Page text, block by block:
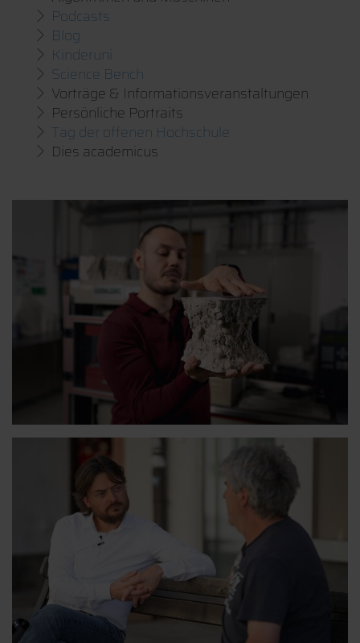
Podcasts
Blog
Kinderuni
Science Bench
Vorträge & Informationsveranstaltungen
Persönliche Portraits
Tag der offenen Hochschule
Dies academicus